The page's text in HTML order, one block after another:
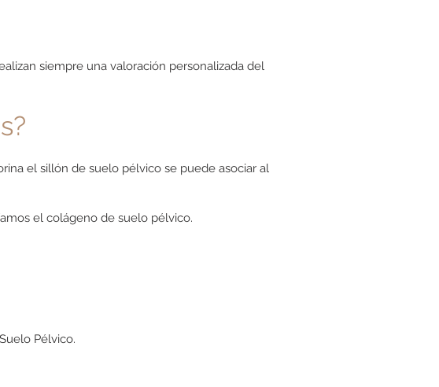
siempre una valoración personalizada del
el sillón de suelo pélvico se puede asociar al
el colágeno de suelo pélvico.
Pélvico.